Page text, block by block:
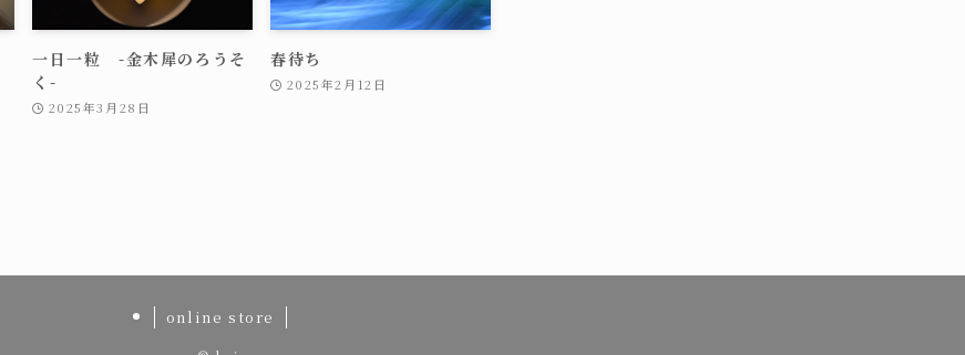
一日一粒 -金木犀のろうそ
く-
2025年3月28日
春待ち
2025年2月12日
online store